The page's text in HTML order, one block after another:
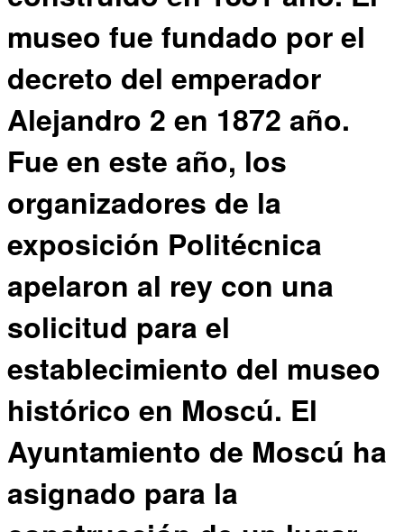
museo fue fundado por el
decreto del emperador
Alejandro 2 en 1872 año.
Fue en este año, los
organizadores de la
exposición Politécnica
apelaron al rey con una
solicitud para el
establecimiento del museo
histórico en Moscú. El
Ayuntamiento de Moscú ha
asignado para la